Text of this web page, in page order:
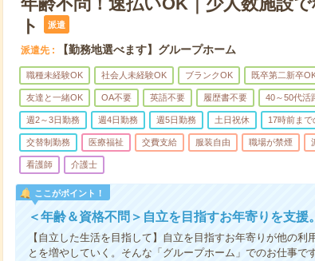
ト
派遣
派遣先 【勤務地選べます】グループホーム
職種未経験OK 社会人未経験OK ブランクOK 既卒第二新卒
友達と一緒OK OA不要 英語不要 履歴書不要 40～50代活
週2～3日勤務 週4日勤務 週5日勤務 土日祝休 17時前まで
交替制勤務 医療福祉 交費支給 服装自由 職場が禁煙
看護師 介護士
ここがポイント！
＜年齢＆資格不問＞自立を目指すお年寄りを支援
【自立した生活を目指して】自立を目指すお年寄りが他の
とを増やしていく。そんな「グループホーム」でのお仕事